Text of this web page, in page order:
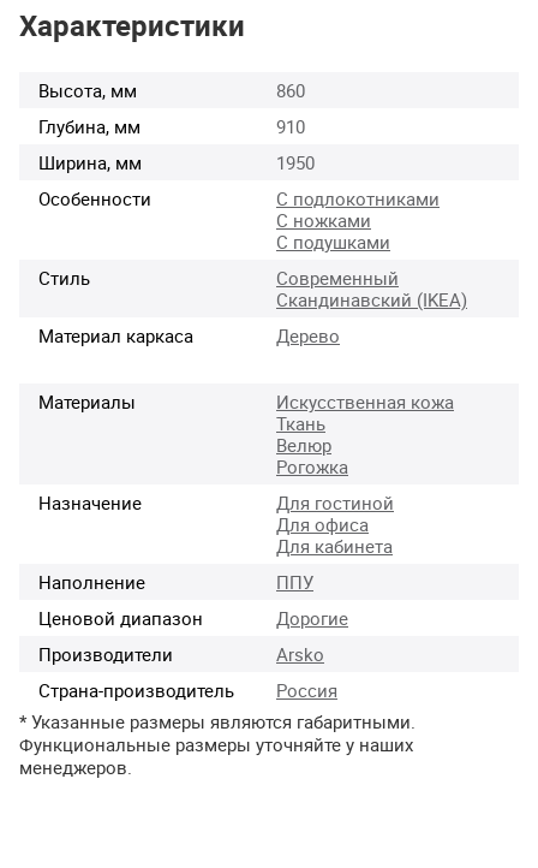
Характеристики
Высота, мм
860
Глубина, мм
910
Ширина, мм
1950
Особенности
С подлокотниками
С ножками
С подушками
Стиль
Современный
Скандинавский (IKEA)
Материал каркаса
Дерево
Материалы
Искусственная кожа
Ткань
Велюр
Рогожка
Назначение
Для гостиной
Для офиса
Для кабинета
Наполнение
ППУ
Ценовой диапазон
Дорогие
Производители
Arsko
Страна-производитель
Россия
* Указанные размеры являются габаритными.
Функциональные размеры уточняйте у наших
менеджеров.